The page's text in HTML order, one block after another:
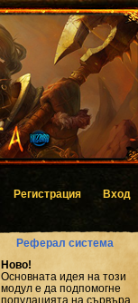
Регистрация Вход
Реферал система
Ново!
Основната идея на този
модул е да подпомогне
популацията на сървъра,